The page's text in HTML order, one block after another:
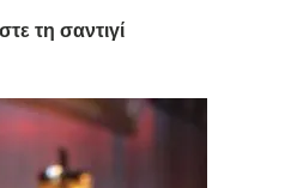
τη σαντιγί